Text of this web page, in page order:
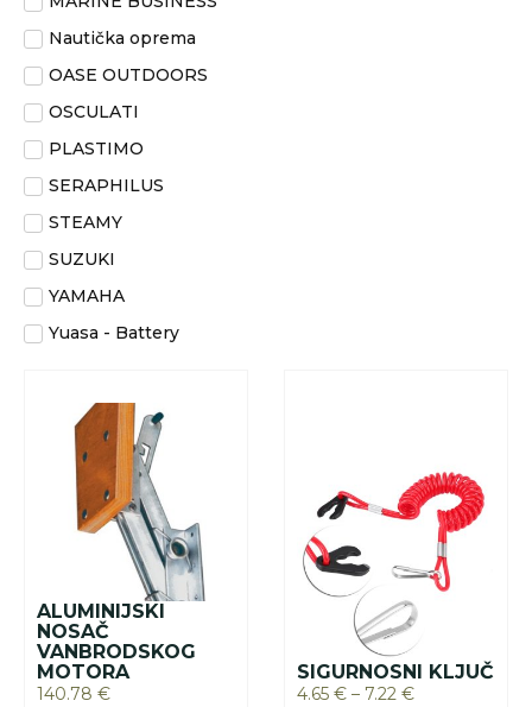
Nautička oprema
OASE OUTDOORS
OSCULATI
PLASTIMO
SERAPHILUS
STEAMY
SUZUKI
YAMAHA
Yuasa - Battery
ALUMINIJSKI
NOSAČ
VANBRODSKOG
MOTORA
140.78 €
SIGURNOSNI KLJUČ
4.65 € – 7.22 €